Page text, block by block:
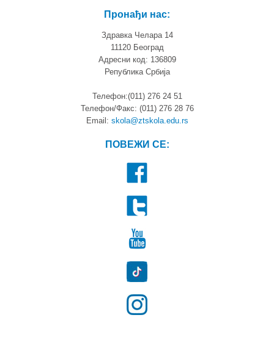
Пронађи нас:
Здравка Челара 14
11120 Београд
Адресни код: 136809
Република Србија
Телефон:(011) 276 24 51
Телефон/Факс: (011) 276 28 76
Email: skola@ztskola.edu.rs
ПОВЕЖИ СЕ: